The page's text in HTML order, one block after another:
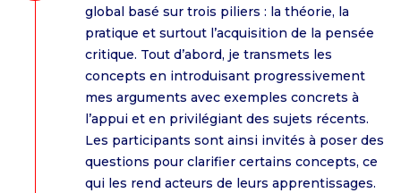
global basé sur trois piliers : la théorie, la
pratique et surtout l’acquisition de la pensée
critique. Tout d’abord, je transmets les
concepts en introduisant progressivement
mes arguments avec exemples concrets à
l’appui et en privilégiant des sujets récents.
Les participants sont ainsi invités à poser des
questions pour clarifier certains concepts, ce
qui les rend acteurs de leurs apprentissages.